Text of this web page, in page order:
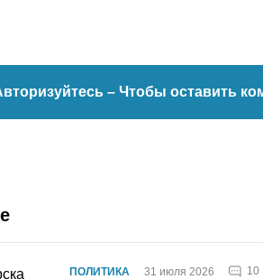
– Чтобы оставить
ПОЛИТИКА 31 июля 2026 10